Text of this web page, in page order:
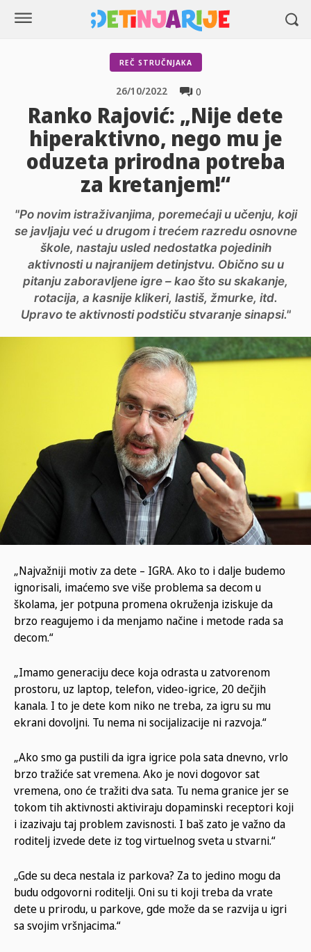
REČ STRUČNJAKA
0
26/10/2022
Ranko Rajović: „Nije dete
hiperaktivno, nego mu je
oduzeta prirodna potreba
za kretanjem!“
"Po novim istraživanjima, poremećaji u učenju, koji
se javljaju već u drugom i trećem razredu osnovne
škole, nastaju usled nedostatka pojedinih
aktivnosti u najranijem detinjstvu. Obično su u
pitanju zaboravljene igre – kao što su skakanje,
rotacija, a kasnije klikeri, lastiš, žmurke, itd.
Upravo te aktivnosti podstiču stvaranje sinapsi."
„Najvažniji motiv za dete – IGRA. Ako to i dalje budemo
ignorisali, imaćemo sve više problema sa decom u
školama, jer potpuna promena okruženja iziskuje da
brzo reagujemo i da menjamo načine i metode rada sa
decom.“
„Imamo generaciju dece koja odrasta u zatvorenom
prostoru, uz laptop, telefon, video-igrice, 20 dečjih
kanala. I to je dete kom niko ne treba, za igru su mu
ekrani dovoljni. Tu nema ni socijalizacije ni razvoja.“
„Ako smo ga pustili da igra igrice pola sata dnevno, vrlo
brzo tražiće sat vremena. Ako je novi dogovor sat
vremena, ono će tražiti dva sata. Tu nema granice jer se
tokom tih aktivnosti aktiviraju dopaminski receptori koji
i izazivaju taj problem zavisnosti. I baš zato je važno da
roditelj izvede dete iz tog virtuelnog sveta u stvarni.“
„Gde su deca nestala iz parkova? Za to jedino mogu da
budu odgovorni roditelji. Oni su ti koji treba da vrate
dete u prirodu, u parkove, gde može da se razvija u igri
sa svojim vršnjacima.“